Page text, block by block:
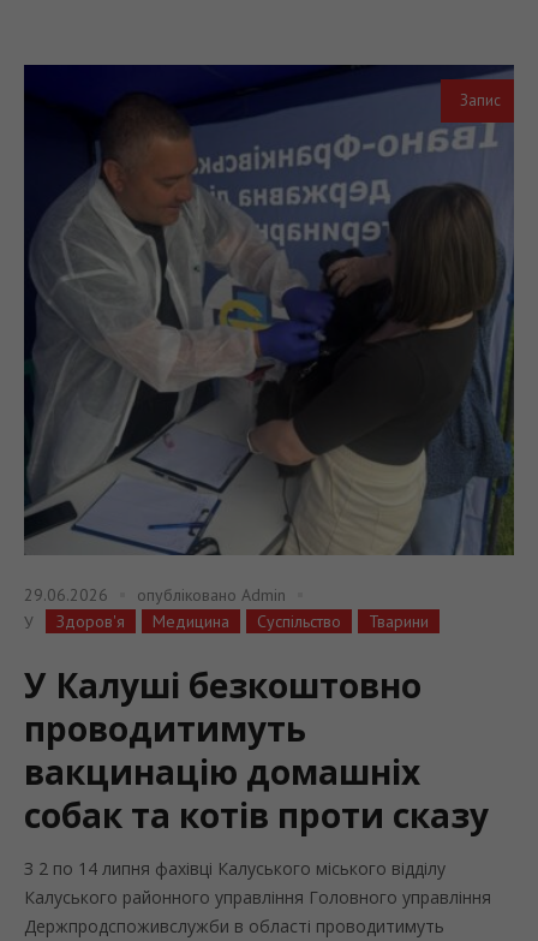
Запис
29.06.2026 опубліковано Admin
У
Здоров'я Медицина Суспільство Тварини
У Калуші безкоштовно
проводитимуть
вакцинацію домашніх
собак та котів проти сказу
З 2 по 14 липня фахівці Калуського міського відділу
Калуського районного управління Головного управління
Держпродспоживслужби в області проводитимуть